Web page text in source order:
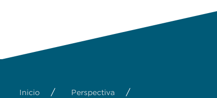
Inicio / Perspectiva /